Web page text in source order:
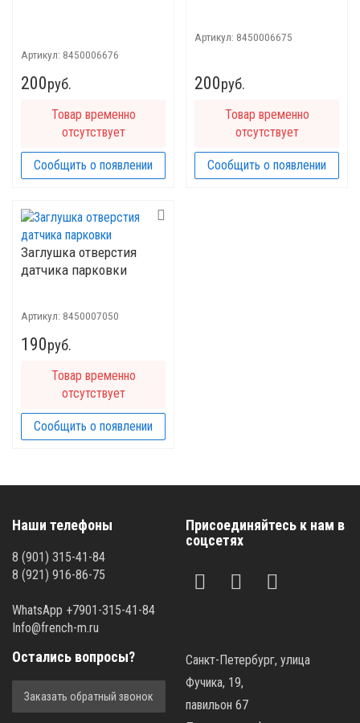
Артикул: 8450006676
200руб.
Товар временно
отсутствует
Сообщить о появлении
Артикул: 8450006675
200руб.
Товар временно
отсутствует
Сообщить о появлении
Заглушка отверстия
датчика парковки
Артикул: 8450007050
190руб.
Товар временно
отсутствует
Сообщить о появлении
Наши телефоны
8 (901) 315-41-84
8 (921) 916-86-75
WhatsApp +7901-315-41-84
Info@french-m.ru
Присоединяйтесь к нам в
соцсетях
Остались вопросы?
Заказать обратный звонок
Санкт-Петербург, улица
Фучика, 19,
павильон 67